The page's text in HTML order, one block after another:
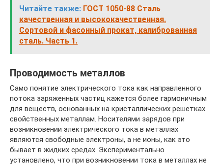
Читайте также: ГОСТ 1050-88 Сталь
качественная и высококачественная.
Сортовой и фасонный прокат, калиброванная
сталь. Часть 1.
Проводимость металлов
Само понятие электрического тока как направленного
потока заряженных частиц кажется более гармоничным
для веществ, основанных на кристаллических решетках
свойственных металлам. Носителями зарядов при
возникновении электрического тока в металлах
являются свободные электроны, а не ионы, как это
бывает в жидких средах. Экспериментально
установлено, что при возникновении тока в металлах не